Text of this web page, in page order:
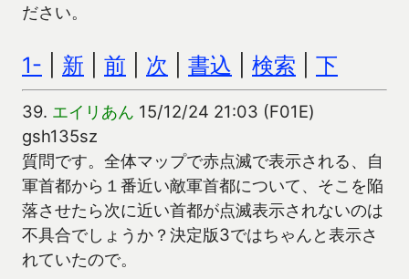
ださい。
1- 新 前 次 書込 検索 下
39. エイリあん 15/12/24 21:03 (F01E)
gsh135sz
質問です。全体マップで赤点滅で表示される、自
軍首都から１番近い敵軍首都について、そこを陥
落させたら次に近い首都が点滅表示されないのは
不具合でしょうか？決定版3ではちゃんと表示さ
れていたので。